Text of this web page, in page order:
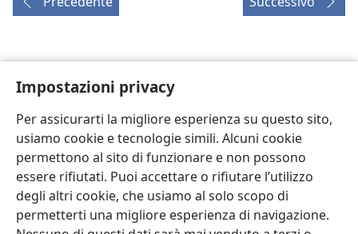
Impostazioni privacy
Per assicurarti la migliore esperienza su questo sito,
usiamo cookie e tecnologie simili. Alcuni cookie
permettono al sito di funzionare e non possono
essere rifiutati. Puoi accettare o rifiutare l’utilizzo
degli altri cookie, che usiamo al solo scopo di
permetterti una migliore esperienza di navigazione.
Copyright per questa pubblicazione
Pennsylvania.
CONDIZIONI D’USO |INFORMATIVA SULLA PRIVACY|
IMPOSTAZIONI PRIVACY